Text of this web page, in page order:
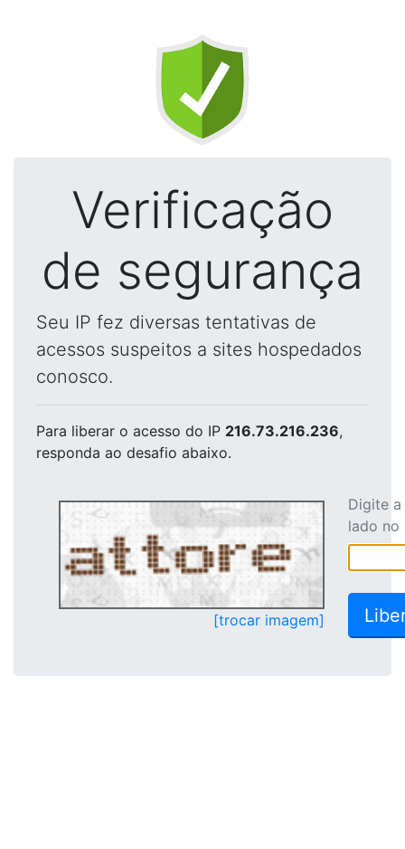
Verificação
de segurança
Seu IP fez diversas tentativas de
acessos suspeitos a sites hospedados
conosco.
Para liberar o acesso do IP 216.73.216.236,
responda ao desafio abaixo.
[trocar imagem]
Digite
lado no